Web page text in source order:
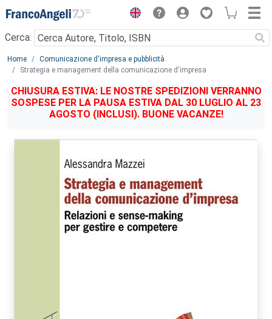
Menu
Cerca:
Main content
Home
Comunicazione d'impresa e pubblicità
Strategia e management della comunicazione d'impresa
CHIUSURA ESTIVA: LE NOSTRE SPEDIZIONI VERRANNO
SOSPESE PER LA PAUSA ESTIVA DAL 30 LUGLIO AL 23
AGOSTO (INCLUSI). BUONE VACANZE!